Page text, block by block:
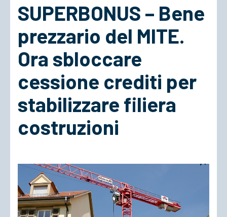
Cosa Facciamo
ACCEDI
SUPERBONUS – Bene
prezzario del MITE.
Ora sbloccare
cessione crediti per
stabilizzare filiera
costruzioni